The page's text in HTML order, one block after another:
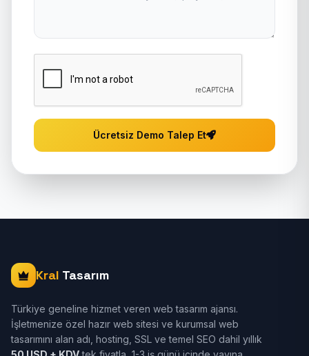
Ücretsiz Demo Talep Et
Kral Tasarım
Türkiye geneline hizmet veren web tasarım ajansı.
İşletmenize özel hazır web sitesi ve kurumsal web
tasarımını alan adı, hosting, SSL ve temel SEO dahil yıllık